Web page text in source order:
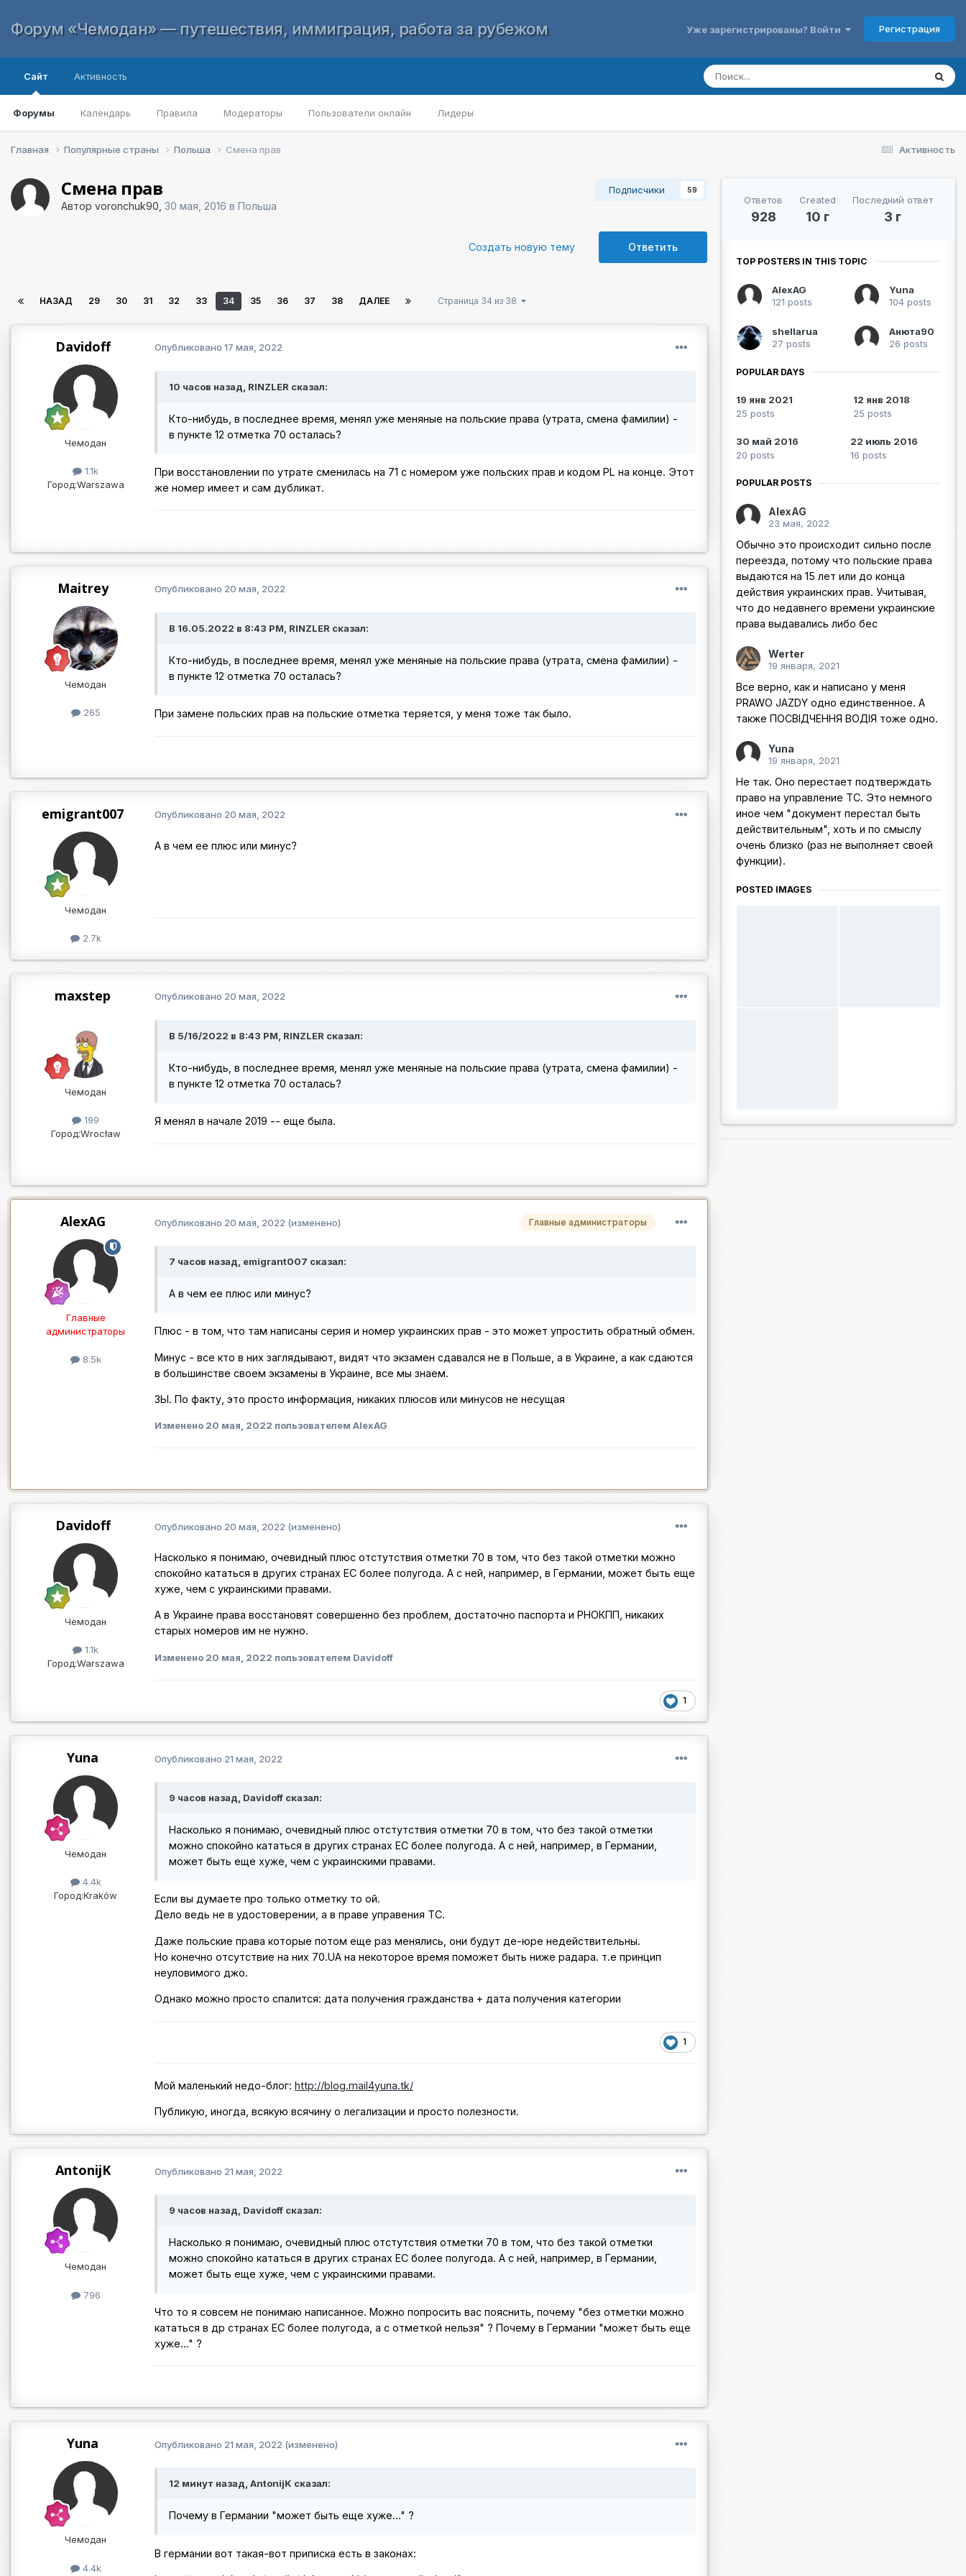
Форум «Чемодан» — путешествия, иммиграция, работа за рубежом Уже зарегистрированы? Войти Регистрация
Сайт
Форумы Календарь Правила Модераторы Пользователи онлайн Лидеры
Активность
Активность
Главная Популярные страны Польша Смена прав
Подписчики 59
Смена прав
Автор voronchuk90 30 мая, 2016 в Польша
Ответить
Создать новую тему
НАЗАД 29 30 31 32 33 34 35 36 37 38 ДАЛЕЕ Страница 34 из 38
Davidoff
Чемодан
1.1k
Город:Warszawa
Опубликовано 17 мая, 2022
10 часов назад, RINZLER сказал:
Кто-нибудь, в последнее время, менял уже меняные на польские права (утрата, смена фамилии) -
в пункте 12 отметка 70 осталась?
При восстановлении по утрате сменилась на 71 с номером уже польских прав и кодом PL на конце. Этот
же номер имеет и сам дубликат.
Maitrey
Чемодан
265
Опубликовано 20 мая, 2022
В 16.05.2022 в 8:43 PM, RINZLER сказал:
Кто-нибудь, в последнее время, менял уже меняные на польские права (утрата, смена фамилии) -
в пункте 12 отметка 70 осталась?
При замене польских прав на польские отметка теряется, у меня тоже так было.
emigrant007
Чемодан
2.7k
Опубликовано 20 мая, 2022
А в чем ее плюс или минус?
maxstep
Чемодан
199
Город:Wrocław
Опубликовано 20 мая, 2022
В 5/16/2022 в 8:43 PM, RINZLER сказал:
Кто-нибудь, в последнее время, менял уже меняные на польские права (утрата, смена фамилии) -
в пункте 12 отметка 70 осталась?
Я менял в начале 2019 -- еще была.
AlexAG
Главные
администраторы
8.5k
Главные администраторы
Опубликовано 20 мая, 2022 (изменено)
7 часов назад, emigrant007 сказал:
А в чем ее плюс или минус?
Плюс - в том, что там написаны серия и номер украинских прав - это может упростить обратный обмен.
Минус - все кто в них заглядывают, видят что экзамен сдавался не в Польше, а в Украине, а как сдаются
в большинстве своем экзамены в Украине, все мы знаем.
ЗЫ. По факту, это просто информация, никаких плюсов или минусов не несущая
Изменено 20 мая, 2022 пользователем AlexAG
Davidoff
Чемодан
1.1k
Город:Warszawa
Опубликовано 20 мая, 2022 (изменено)
Насколько я понимаю, очевидный плюс отстутствия отметки 70 в том, что без такой отметки можно
спокойно кататься в других странах ЕС более полугода. А с ней, например, в Германии, может быть еще
хуже, чем с украинскими правами.
А в Украине права восстановят совершенно без проблем, достаточно паспорта и РНОКПП, никаких
старых номеров им не нужно.
Изменено 20 мая, 2022 пользователем Davidoff
1
Yuna
Чемодан
4.4k
Город:Kraków
Опубликовано 21 мая, 2022
9 часов назад, Davidoff сказал:
Насколько я понимаю, очевидный плюс отстутствия отметки 70 в том, что без такой отметки
можно спокойно кататься в других странах ЕС более полугода. А с ней, например, в Германии,
может быть еще хуже, чем с украинскими правами.
Если вы думаете про только отметку то ой.
Дело ведь не в удостоверении, а в праве управения ТС.
Даже польские права которые потом еще раз менялись, они будут де-юре недействительны.
Но конечно отсутствие на них 70.UA на некоторое время поможет быть ниже радара. т.е принцип
неуловимого джо.
Однако можно просто спалится: дата получения гражданства + дата получения категории
1
Мой маленький недо-блог: http://blog.mail4yuna.tk/
Публикую, иногда, всякую всячину о легализации и просто полезности.
AntonijK
Чемодан
796
Опубликовано 21 мая, 2022
9 часов назад, Davidoff сказал:
Насколько я понимаю, очевидный плюс отстутствия отметки 70 в том, что без такой отметки
можно спокойно кататься в других странах ЕС более полугода. А с ней, например, в Германии,
может быть еще хуже, чем с украинскими правами.
Что то я совсем не понимаю написанное. Можно попросить вас пояснить, почему "без отметки можно
кататься в др странах ЕС более полугода, а с отметкой нельзя" ? Почему в Германии "может быть еще
хуже..." ?
Yuna
Чемодан
4.4k
Опубликовано 21 мая, 2022 (изменено)
12 минут назад, AntonijK сказал:
Почему в Германии "может быть еще хуже..." ?
В германии вот такая-вот приписка есть в законах:
Ответов
928
Created
10 г
Последний ответ
3 г
TOP POSTERS IN THIS TOPIC
AlexAG
121 posts
Yuna
104 posts
shellarua
27 posts
Анюта90
26 posts
POPULAR DAYS
19 янв 2021
25 posts
12 янв 2018
25 posts
30 май 2016
20 posts
22 июль 2016
16 posts
POPULAR POSTS
AlexAG
23 мая, 2022
Обычно это происходит сильно после
переезда, потому что польские права
выдаются на 15 лет или до конца
действия украинских прав. Учитывая,
что до недавнего времени украинские
права выдавались либо бес
Werter
19 января, 2021
Все верно, как и написано у меня
PRAWO JAZDY одно единственное. А
также ПОСВIДЧЕННЯ ВОДIЯ тоже одно.
Yuna
19 января, 2021
Не так. Оно перестает подтверждать
право на управление ТС. Это немного
иное чем "документ перестал быть
действительным", хоть и по смыслу
очень близко (раз не выполняет своей
функции).
POSTED IMAGES